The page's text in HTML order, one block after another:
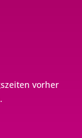
vorher